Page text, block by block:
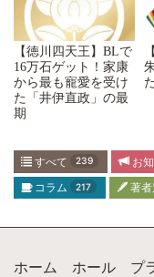
【徳川四天王】BLで
16万石ゲット！家康
から最も寵愛を受け
た「井伊直政」の最
期
すべて 239 お
コラム 217 著
ホーム ホール プ